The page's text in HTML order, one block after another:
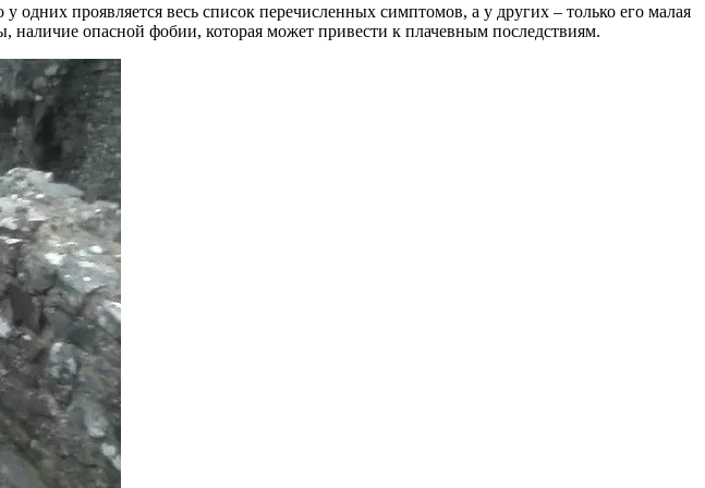
проявляется весь список перечисленных симптомов, а у других – только его малая
наличие опасной фобии, которая может привести к плачевным последствиям.